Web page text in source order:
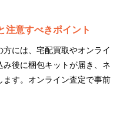
注意すべきポイント
には、宅配買取やオンライ
後に梱包キットが届き、ネ
ます。オンライン査定で事前